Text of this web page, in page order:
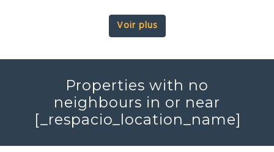
Voir plus
Properties with no
neighbours in or near
[_respacio_location_name]